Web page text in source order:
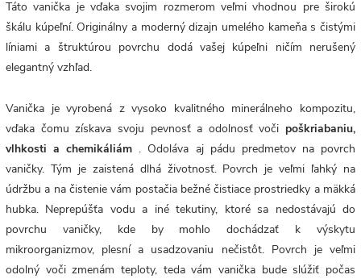
Táto vanička je vďaka svojim rozmerom veľmi vhodnou pre širokú
škálu kúpeľní. Originálny a moderný dizajn umelého kameňa s čistými
líniami a štruktúrou povrchu dodá vašej kúpeľni ničím nerušený
elegantný vzhľad.
Vanička je vyrobená z vysoko kvalitného minerálneho kompozitu,
vďaka čomu získava svoju pevnosť a odolnosť voči poškriabaniu,
vlhkosti a chemikáliám . Odoláva aj pádu predmetov na povrch
vaničky. Tým je zaistená dlhá životnosť. Povrch je veľmi ľahký na
údržbu a na čistenie vám postačia bežné čistiace prostriedky a mäkká
hubka. Neprepúšťa vodu a iné tekutiny, ktoré sa nedostávajú do
povrchu vaničky, kde by mohlo dochádzať k výskytu
mikroorganizmov, plesní a usadzovaniu nečistôt. Povrch je veľmi
odolný voči zmenám teploty, teda vám vanička bude slúžiť počas